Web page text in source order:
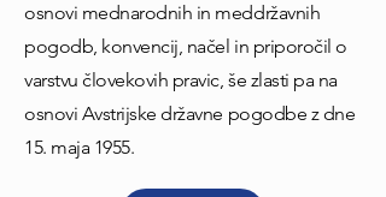
osnovi mednarodnih in meddržavnih
pogodb, konvencij, načel in priporočil o
varstvu človekovih pravic, še zlasti pa na
osnovi Avstrijske državne pogodbe z dne
15. maja 1955.